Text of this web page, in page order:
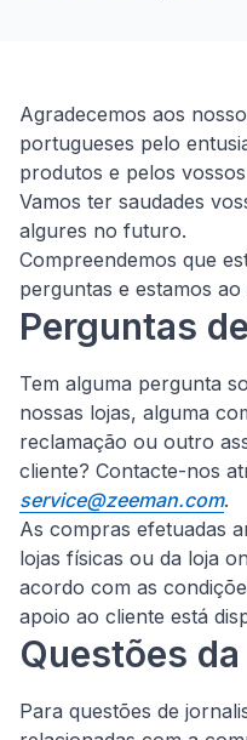
Homepage
Agradecemos aos
portugueses pelo
produtos e pelos
Vamos ter saudades
algures no futuro.
Compreendemos que
perguntas e estamos
Perguntas
Tem alguma pergunta
nossas lojas, alguma
reclamação ou outro
cliente? Contacte-nos
service@zeeman.com.
As compras efetuadas
lojas físicas ou da loja
acordo com as
apoio ao cliente está
Questões
Para questões de